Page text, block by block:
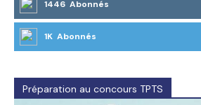
1446 Abonnés
1K Abonnés
Préparation au concours TPTS